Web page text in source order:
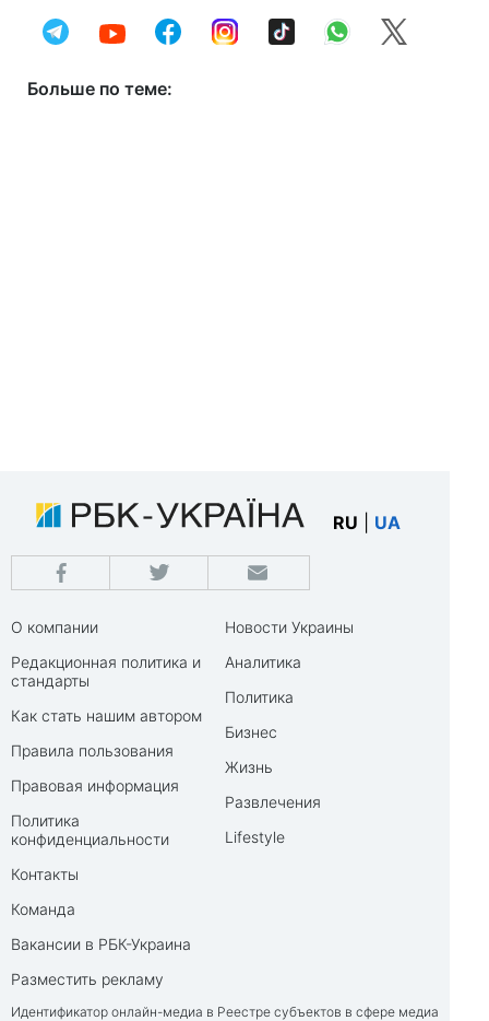
Больше по теме:
RU UA
О компании
Редакционная политика и
стандарты
Как стать нашим автором
Правила пользования
Правовая информация
Политика
конфиденциальности
Контакты
Команда
Вакансии в РБК-Украина
Разместить рекламу
Новости Украины
Аналитика
Политика
Бизнес
Жизнь
Развлечения
Lifestyle
Идентификатор онлайн-медиа в Реестре субъектов в сфере медиа